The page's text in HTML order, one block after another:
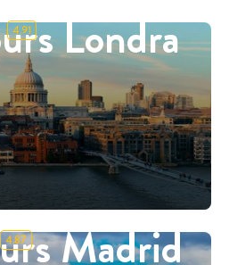
Londra
4.91
Madrid
4.87